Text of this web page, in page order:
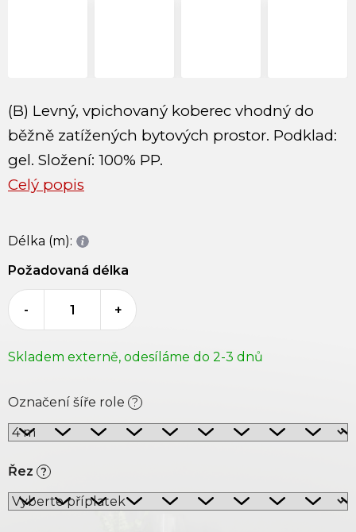
(B) Levný, vpichovaný koberec vhodný do
běžně zatížených bytových prostor. Podklad:
gel. Složení: 100% PP.
Celý popis
Označení šíře role ?
Řez ?
Skladem externě, odesíláme do 2-3 dnů
Délka (m):
Požadovaná délka
- +